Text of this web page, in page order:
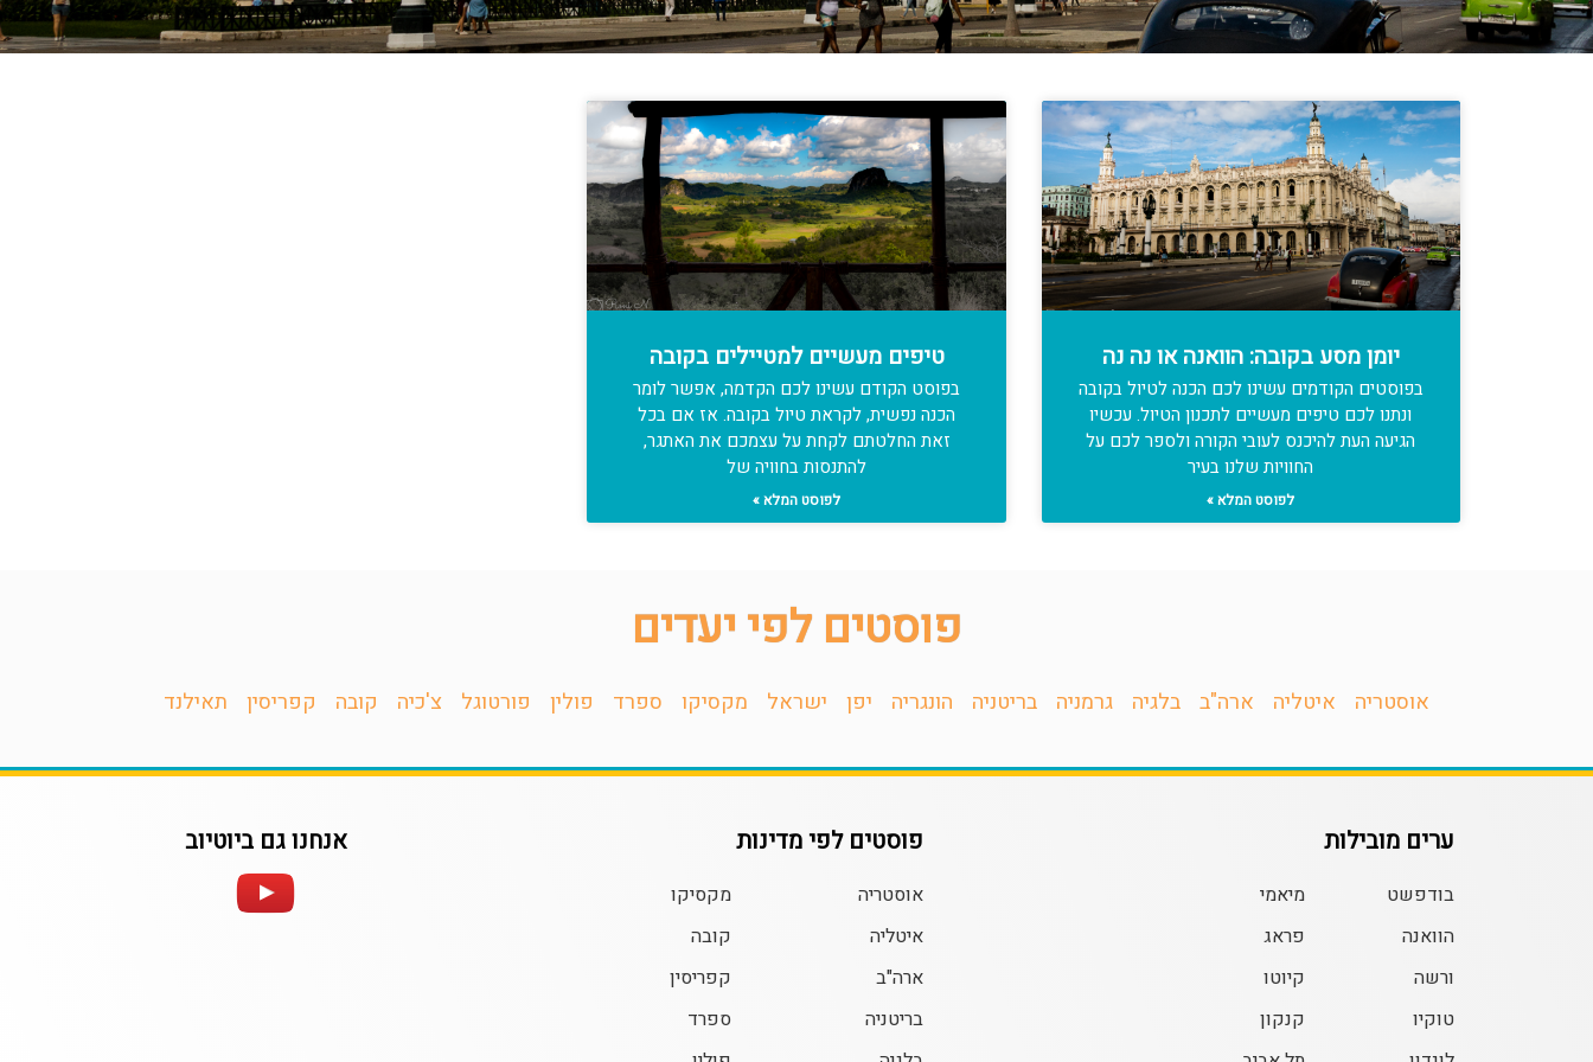
יומן מסע בקובה: הוואנה או נה נה
בפוסטים הקודמים עשינו לכם הכנה לטיול בקובה
ונתנו לכם טיפים מעשיים לתכנון הטיול. עכשיו
הגיעה העת להיכנס לעובי הקורה ולספר לכם על
החוויות שלנו בעיר
לפוסט המלא »
טיפים מעשיים למטיילים בקובה
בפוסט הקודם עשינו לכם הקדמה, אפשר לומר
הכנה נפשית, לקראת טיול בקובה. אז אם בכל
זאת החלטתם לקחת על עצמכם את האתגר,
להתנסות בחוויה של
לפוסט המלא »
פוסטים לפי יעדים
אוסטריה איטליה ארה"ב בלגיה גרמניה בריטניה הונגריה יפן ישראל מקסיקו ספרד פולין פורטוגל צ'כיה קובה קפריסין תאילנד
ערים מובילות
בודפשט
הוואנה
ורשה
טוקיו
מיאמי
פראג
קיוטו
קנקון
פוסטים לפי מדינות
אוסטריה
איטליה
ארה"ב
בריטניה
מקסיקו
קובה
קפריסין
ספרד
אנחנו גם ביוטיוב